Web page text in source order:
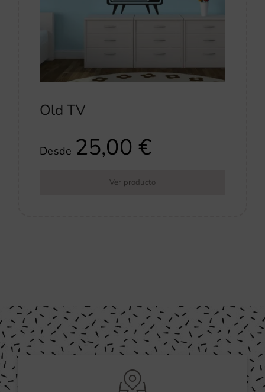
Old TV
Desde 25,00€
Ver producto